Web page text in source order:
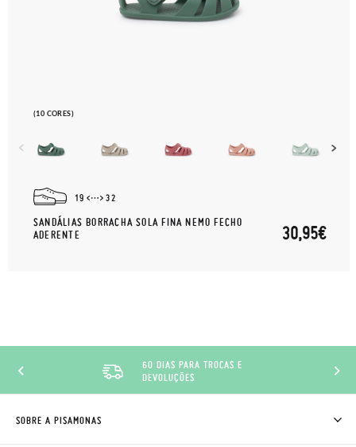
(10 CORES)
19 32
SANDÁLIAS BORRACHA SOLA FINA NEMO FECHO
ADERENTE
30,95€
60 DIAS PARA TROCAS E
DEVOLUÇÕES
SOBRE A PISAMONAS